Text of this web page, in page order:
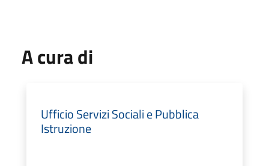
A cura di
Ufficio Servizi Sociali e Pubblica
Istruzione